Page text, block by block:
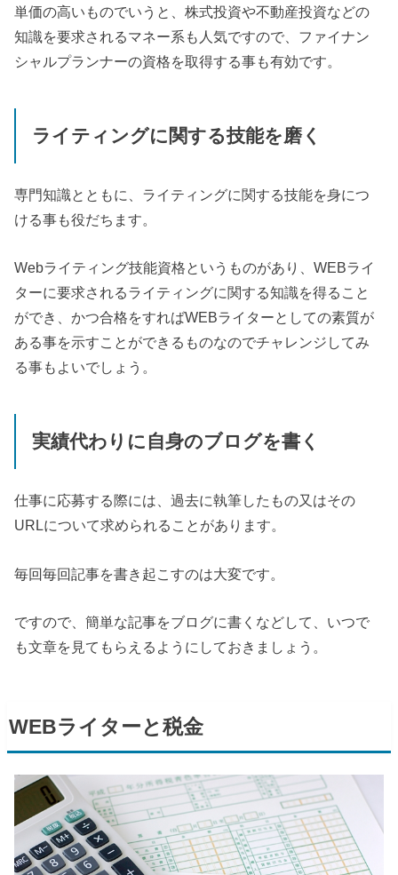
単価の高いものでいうと、株式投資や不動産投資などの
知識を要求されるマネー系も人気ですので、ファイナン
シャルプランナーの資格を取得する事も有効です。
ライティングに関する技能を磨く
専門知識とともに、ライティングに関する技能を身につ
ける事も役だちます。
Webライティング技能資格というものがあり、WEBライ
ターに要求されるライティングに関する知識を得ること
ができ、かつ合格をすればWEBライターとしての素質が
ある事を示すことができるものなのでチャレンジしてみ
る事もよいでしょう。
実績代わりに自身のブログを書く
仕事に応募する際には、過去に執筆したもの又はその
URLについて求められることがあります。
毎回毎回記事を書き起こすのは大変です。
ですので、簡単な記事をブログに書くなどして、いつで
も文章を見てもらえるようにしておきましょう。
WEBライターと税金